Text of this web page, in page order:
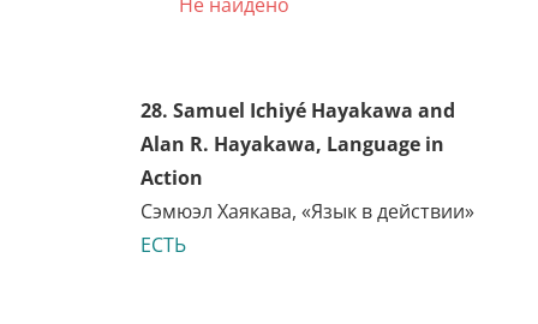
Spaceship Earth
космическим кораблем
Земля»